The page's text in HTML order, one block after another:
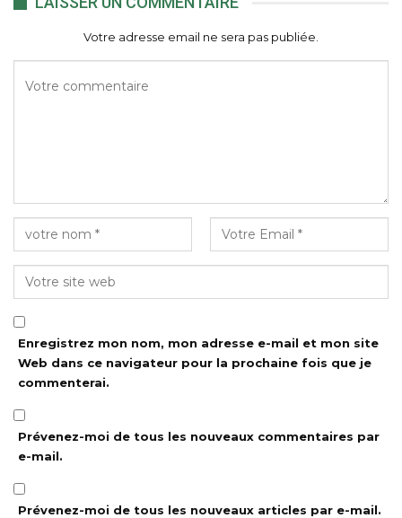
Votre adresse email ne sera pas publiée.
Enregistrez mon nom, mon adresse e-mail et mon site
Web dans ce navigateur pour la prochaine fois que je
commenterai.
Prévenez-moi de tous les nouveaux commentaires par
e-mail.
Prévenez-moi de tous les nouveaux articles par e-mail.